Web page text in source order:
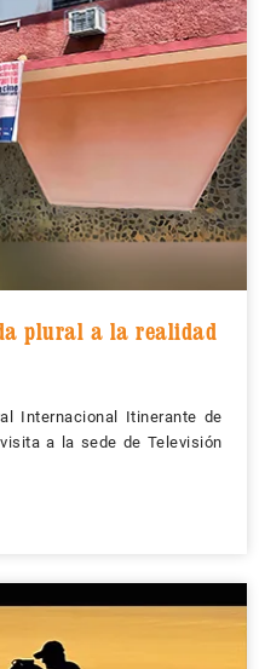
plural a la realidad
Internacional Itinerante de
a la sede de Televisión